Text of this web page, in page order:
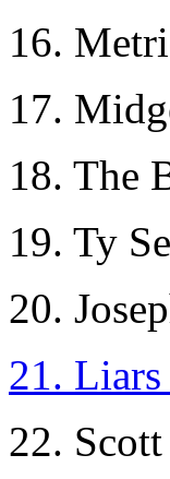
16.
17.
18. The
19. Ty
20.
21.
22.